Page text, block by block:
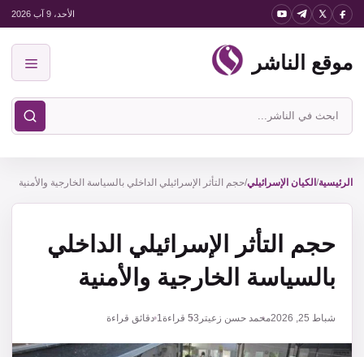
انتقل
المحتوى
الأحد، 9 آب 2026
موقع الناشر
ابحث
في
الناشر
الرئيسية/ الكيان الإسرائيلي/حجم التأثر الإسرائيلي الداخلي بالسياسة الخارجية والأمنية
حجم التأثر الإسرائيلي الداخلي
بالسياسة الخارجية والأمنية
شباط 25, 2026 محمد حسن زعيتر 53 قراءة1 دقائق قراءة